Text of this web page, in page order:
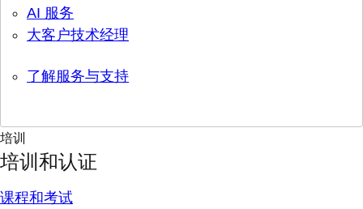
AI 服务
大客户技术经理
了解服务与支持
培训
培训和认证
课程和考试